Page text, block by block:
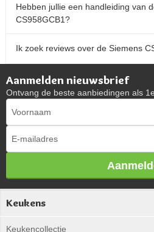
Hebben jullie een handleiding van
CS958GCB1?
Ik zoek reviews over de Siemens
Aanmelden nieuwsbrief
Ontvang de beste aanbiedingen als 1e
Keukens
Keukencollectie